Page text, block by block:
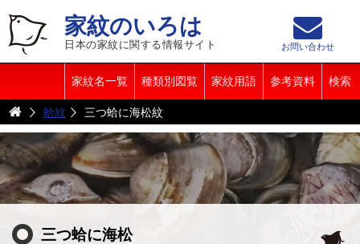
家紋のいろは
日本の家紋に関する情報サイト
家紋名一覧 種類別図覧 家紋用語 参考資料 検索
お問い合わせ
蛤紋 三つ蛤に海松紋
三つ蛤に海松